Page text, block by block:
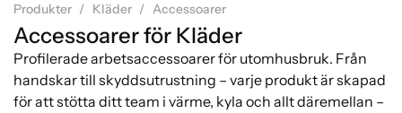
Produkter Kläder Accessoarer
Accessoarer för Kläder
Profilerade arbetsaccessoarer för utomhusbruk. Från
handskar till skyddsutrustning – varje produkt är skapad
för att stötta ditt team i värme, kyla och allt däremellan –